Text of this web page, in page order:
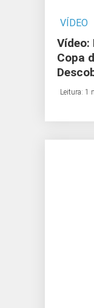
VÍDEO
Vídeo:
Copa
Leitura: 1